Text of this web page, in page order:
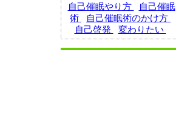
自己催眠やり方
自己催眠
術
自己催眠術のかけ方
自己啓発
変わりたい